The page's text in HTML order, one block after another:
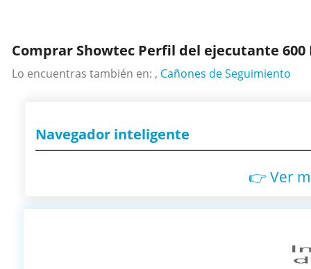
Comprar Showtec Perfil del ejecutante 600
Lo encuentras también en: , Cañones de Seguimiento
Navegador inteligente
👉 Ver